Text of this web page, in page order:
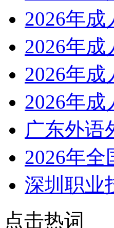
2026年
2026年
2026年
2026年
广东外语
2026年
深圳职业
点击热词